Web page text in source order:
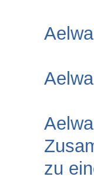
zu